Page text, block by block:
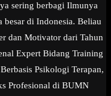
sering berbagi Ilmunya
di Indonesia. Beliau
dan Motivator dari Tahun
Expert Bidang Training
Psikologi Terapan,
Profesional di BUMN